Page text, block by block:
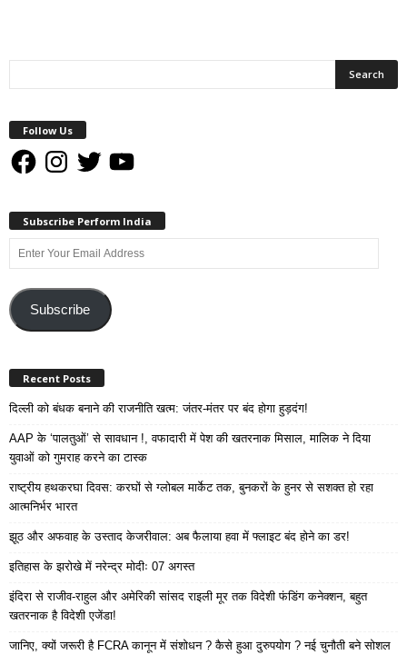
Follow Us
FacebookInstagram
Twitter YouTube
Subscribe Perform India
Enter
Your
AddressSubscribe
Recent Posts
दिल्ली को बंधक बनाने की राजनीति खत्म: जंतर-मंतर पर बंद होगा हुड़दंग!
AAP के ‘पालतुओं’ से सावधान !, वफादारी में पेश की खतरनाक मिसाल, मालिक ने दिया
युवाओं को गुमराह करने का टास्क
राष्ट्रीय हथकरघा दिवस: करघों से ग्लोबल मार्केट तक, बुनकरों के हुनर से सशक्त हो रहा
आत्मनिर्भर भारत
झूठ और अफवाह के उस्ताद केजरीवाल: अब फैलाया हवा में फ्लाइट बंद होने का डर!
इतिहास के झरोखे में नरेन्द्र मोदीः 07 अगस्त
इंदिरा से राजीव-राहुल और अमेरिकी सांसद राइली मूर तक विदेशी फंडिंग कनेक्शन, बहुत
खतरनाक है विदेशी एजेंडा!
जानिए, क्यों जरूरी है FCRA कानून में संशोधन ? कैसे हुआ दुरुपयोग ? नई चुनौती बने सोशल